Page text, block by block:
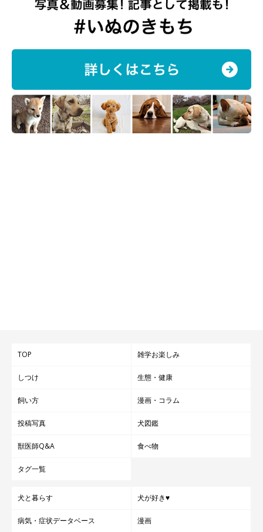
TOP 雑学お楽しみ
しつけ 生態・健康
飼い方 漫画・コラム
投稿写真 犬図鑑
獣医師Q&A 食べ物
タグ一覧
犬と暮らす 犬が好き♥
病気・症状データベース 漫画